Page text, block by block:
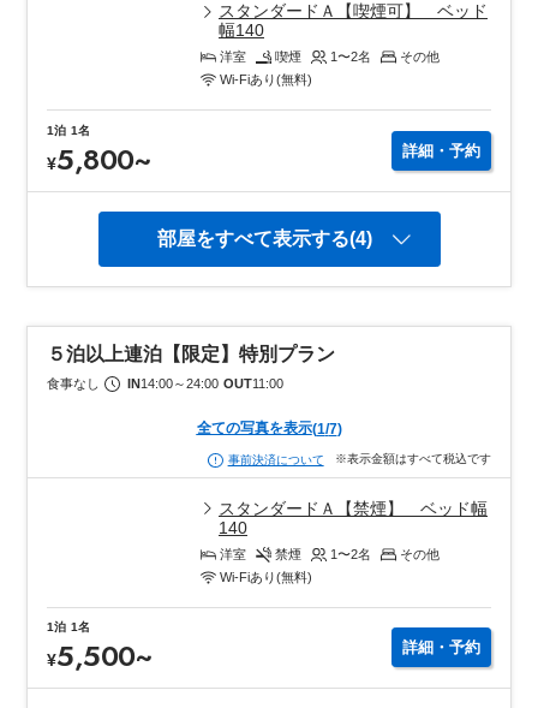
スタンダードＡ【喫煙可】 ベッド
幅140
洋室 喫煙 1〜2名
その他
Wi-Fiあり(無料)
1泊 1名
¥5,800~ 詳細・予約
部屋をすべて表示する(4)
５泊以上連泊【限定】特別プラン
食事なし IN14:00～24:00 OUT11:00
全ての写真を表示(1/7)
事前決済について ※表示金額はすべて税込です
スタンダードＡ【禁煙】 ベッド幅
140
洋室 禁煙 1〜2名
その他
Wi-Fiあり(無料)
1泊 1名
¥5,500~ 詳細・予約